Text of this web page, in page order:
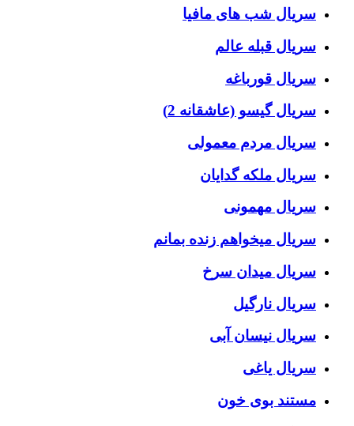
سریال شب های مافیا
سریال قبله عالم
سریال قورباغه
سریال گیسو (عاشقانه 2)
سریال مردم معمولی
سریال ملکه گدایان
سریال مهمونی
سریال میخواهم زنده بمانم
سریال میدان سرخ
سریال نارگیل
سریال نیسان آبی
سریال یاغی
مستند بوی خون